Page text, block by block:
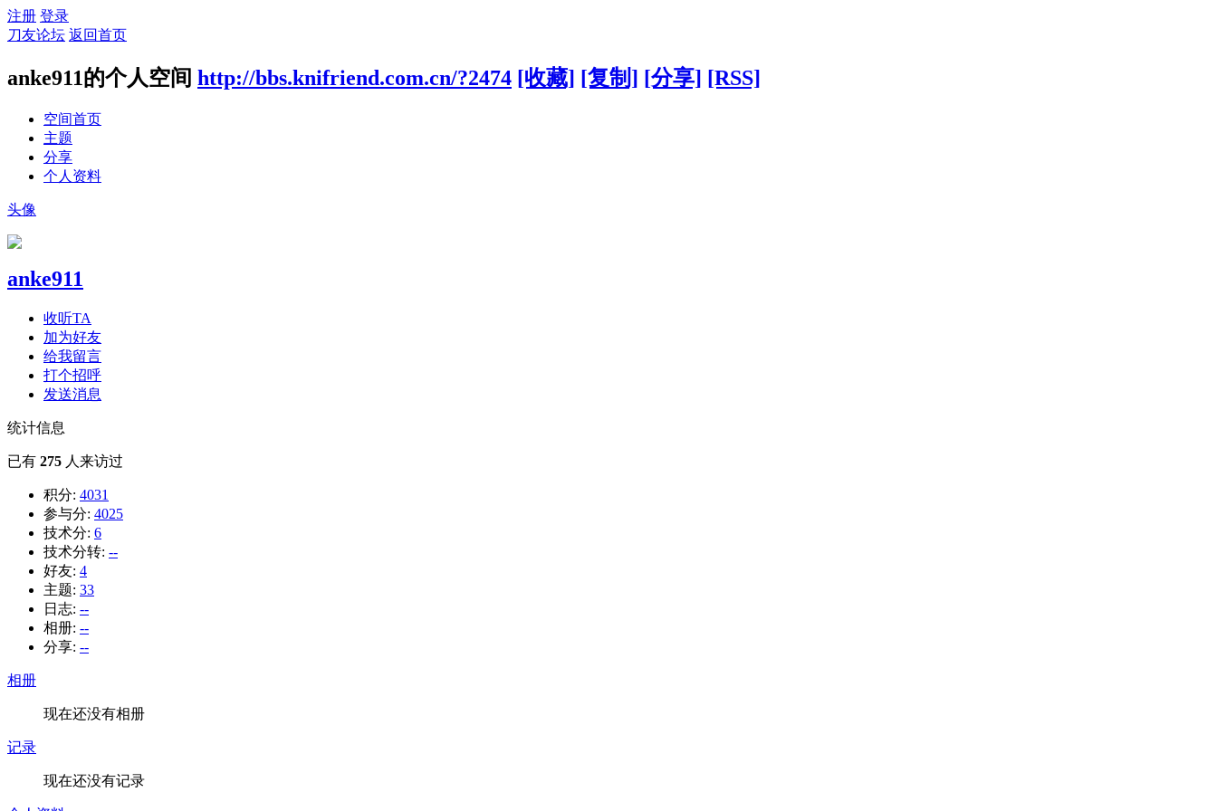
注册 登录
刀友论坛 返回首页
anke911的个人空间 http://bbs.knifriend.com.cn/?2474 [收藏] [复制] [分享] [RSS]
空间首页
主题
分享
个人资料
头像
anke911
收听TA
加为好友
给我留言
打个招呼
发送消息
统计信息
已有 275 人来访过
积分: 4031
参与分: 4025
技术分: 6
技术分转: --
好友: 4
主题: 33
日志: --
相册: --
分享: --
相册
现在还没有相册
记录
现在还没有记录